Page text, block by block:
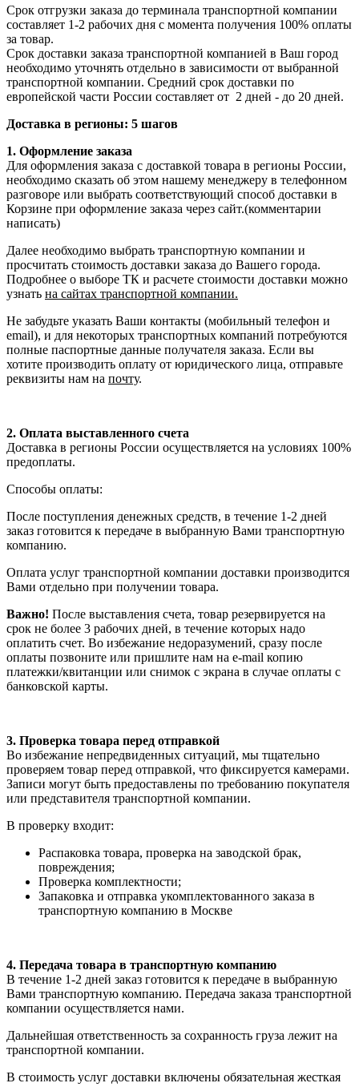
Срок отгрузки заказа до терминала транспортной компании
составляет 1-2 рабочих дня с момента получения 100% оплаты
за товар.
Срок доставки заказа транспортной компанией в Ваш город
необходимо уточнять отдельно в зависимости от выбранной
транспортной компании. Средний срок доставки по
европейской части России составляет от 2 дней - до 20 дней.
Доставка в регионы: 5 шагов
1. Оформление заказа
Для оформления заказа с доставкой товара в регионы России,
необходимо сказать об этом нашему менеджеру в телефонном
разговоре или выбрать соответствующий способ доставки в
Корзине при оформление заказа через сайт.(комментарии
написать)
Далее необходимо выбрать транспортную компании и
просчитать стоимость доставки заказа до Вашего города.
Подробнее о выборе ТК и расчете стоимости доставки можно
узнать на сайтах транспортной компании.
Не забудьте указать Ваши контакты (мобильный телефон и
email), и для некоторых транспортных компаний потребуются
полные паспортные данные получателя заказа. Если вы
хотите производить оплату от юридического лица, отправьте
реквизиты нам на почту.
2. Оплата выставленного счета
Доставка в регионы России осуществляется на условиях 100%
предоплаты.
Способы оплаты:
После поступления денежных средств, в течение 1-2 дней
заказ готовится к передаче в выбранную Вами транспортную
компанию.
Оплата услуг транспортной компании доставки производится
Вами отдельно при получении товара.
Важно! После выставления счета, товар резервируется на
срок не более 3 рабочих дней, в течение которых надо
оплатить счет. Во избежание недоразумений, сразу после
оплаты позвоните или пришлите нам на e-mail копию
платежки/квитанции или снимок с экрана в случае оплаты с
банковской карты.
3. Проверка товара перед отправкой
Во избежание непредвиденных ситуаций, мы тщательно
проверяем товар перед отправкой, что фиксируется камерами.
Записи могут быть предоставлены по требованию покупателя
или представителя транспортной компании.
В проверку входит:
Распаковка товара, проверка на заводской брак,
повреждения;
Проверка комплектности;
Запаковка и отправка укомплектованного заказа в
транспортную компанию в Москве
4. Передача товара в транспортную компанию
В течение 1-2 дней заказ готовится к передаче в выбранную
Вами транспортную компанию. Передача заказа транспортной
компании осуществляется нами.
Дальнейшая ответственность за сохранность груза лежит на
транспортной компании.
В стоимость услуг доставки включены обязательная жесткая